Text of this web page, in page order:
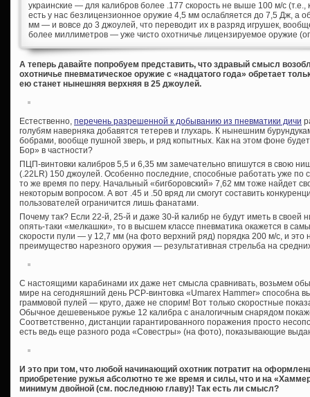
украинские — для калибров более .177 скорость не выше 100 м/с (т.е.,
есть у нас безлицензионное оружие 4,5 мм ослабляется до 7,5 Дж, а
мм — и вовсе до 3 джоулей, что переводит их в разряд игрушек,
более миллиметров — уже чисто охотничье лицензируемое оружие
А теперь давайте попробуем представить, что здравый смысл
охотничье пневматическое оружие с «надцатого года» обретает
ею станет нынешняя верхняя в 25 джоулей.
Естественно, перечень разрешенной к добыванию из пневматики дичи
голубям наверняка добавятся тетерев и глухарь. К нынешним
бобрами, вообще пушной зверь, и ряд копытных. Как на этом фоне
Бор» в частности?
ПЦП-винтовки калибров 5,5 и 6,35 мм замечательно впишутся в свою
(.22LR) 150 джоулей. Особенно последние, способные работать уже по
то же время по перу. Начальный «бигборовский» 7,62 мм тоже найдет
некоторым вопросом. А вот .45 и .50 вряд ли смогут составить
пользователей ограничится лишь фанатами.
Почему так? Если 22-й, 25-й и даже 30-й калибр не будут иметь в своей
опять-таки «мелкашки», то в высшем классе пневматика окажется в
скорости пули — у 12,7 мм (на фото верхний ряд) порядка 200 м/с, и это
преимущество нарезного оружия — результативная стрельба на
С настоящими карабинами их даже нет смысла сравнивать, возьмем
мире на сегодняшний день PCP-винтовка «Umarex Hammer» способна
граммовой пулей — круто, даже не спорим! Вот только скоростные
Обычное дешевенькое ружье 12 калибра с аналогичным снарядом
Соответственно, дистанции гарантированного поражения просто
есть ведь еще разного рода «Совестры» (на фото), показывающие
И это при том, что любой начинающий охотник потратит на
приобретение ружья абсолютно те же время и силы, что и на
минимум двойной (см. последнюю главу)! Так есть ли смысл?